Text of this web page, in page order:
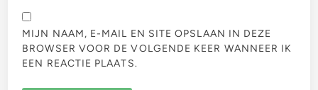
MIJN NAAM, E-MAIL EN SITE OPSLAAN IN DEZE
BROWSER VOOR DE VOLGENDE KEER WANNEER IK
EEN REACTIE PLAATS.